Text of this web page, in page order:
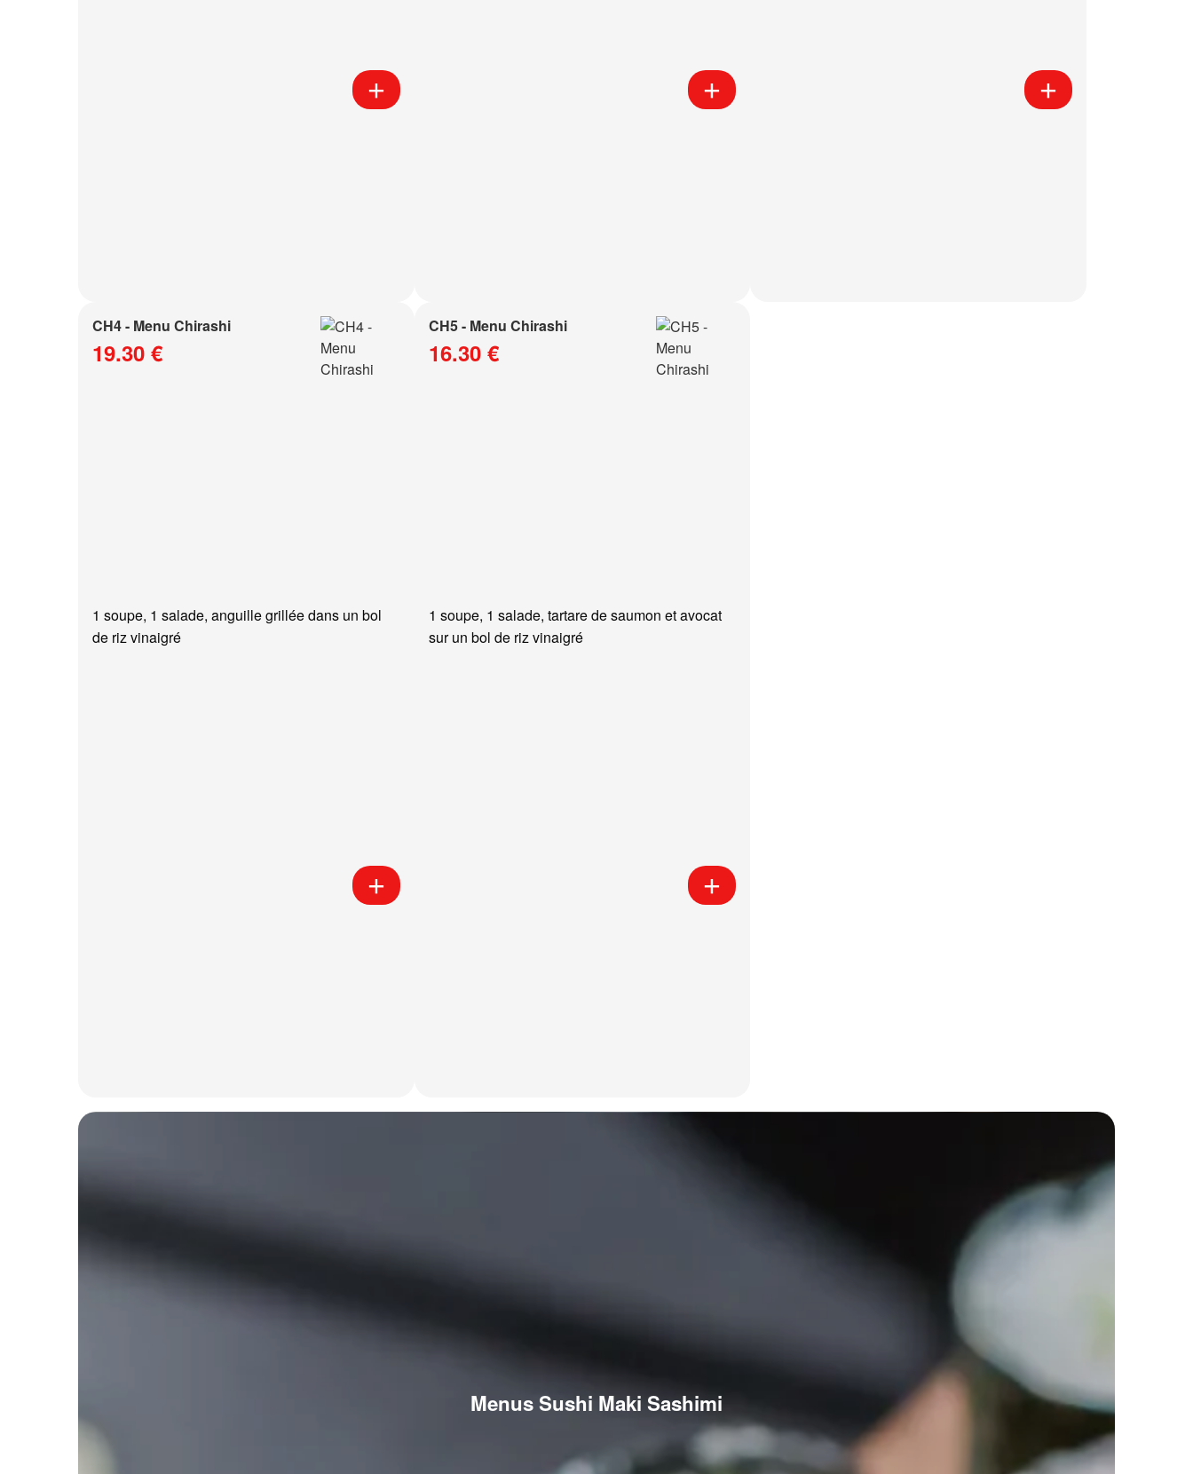
CH4 - Menu Chirashi
19.30 €
1 soupe, 1 salade, anguille grillée dans un bol
de riz vinaigré
CH5 - Menu Chirashi
16.30 €
1 soupe, 1 salade, tartare de saumon et avocat
sur un bol de riz vinaigré
Menus Sushi Maki Sashimi